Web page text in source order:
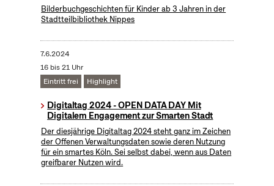
Bilderbuchgeschichten für Kinder ab 3 Jahren in der
Stadtteilbibliothek Nippes
7.6.2024
16 bis 21 Uhr
Eintritt frei
Highlight
Digitaltag 2024 - OPEN DATA DAY Mit
Digitalem Engagement zur Smarten Stadt
Der diesjährige Digitaltag 2024 steht ganz im Zeichen
der Offenen Verwaltungsdaten sowie deren Nutzung
für ein smartes Köln. Sei selbst dabei, wenn aus Daten
greifbarer Nutzen wird.